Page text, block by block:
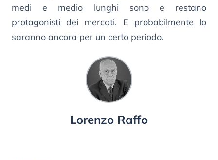
medi e medio lunghi sono e restano
protagonisti dei mercati. E probabilmente lo
saranno ancora per un certo periodo.
Lorenzo Raffo